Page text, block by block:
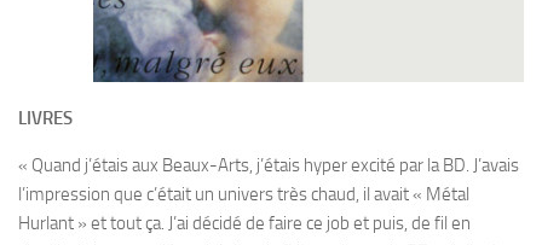
LIVRES
« Quand j’étais aux Beaux-Arts, j’étais hyper excité par la BD. J’avais
l’impression que c’était un univers très chaud, il avait « Métal
Hurlant » et tout ça. J’ai décidé de faire ce job et puis, de fil en